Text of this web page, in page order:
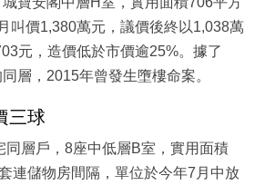
叫價1,380萬元，議價後終以1,038萬
元，造價低於市價逾25%。據了
層，2015年曾發生墮樓命案。
三球
同層戶，8座中低層B室，實用面積
連儲物房間隔，單位於今年7月中放